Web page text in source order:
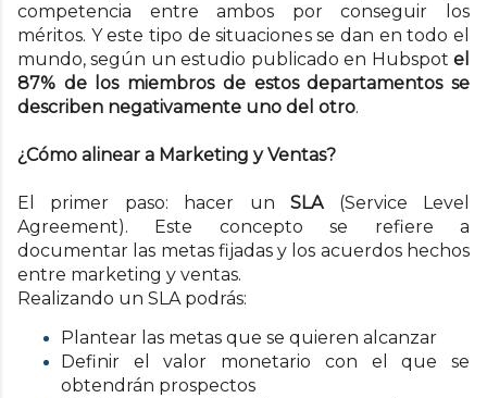
competencia entre ambos por conseguir los
méritos. Y este tipo de situaciones se dan en todo el
mundo, según un estudio publicado en Hubspot el
87% de los miembros de estos departamentos se
describen negativamente uno del otro.
¿Cómo alinear a Marketing y Ventas?
El primer paso: hacer unSLA(Service Level
Agreement). Este concepto se refiere a
documentar las metas fijadas y los acuerdos hechos
entre marketing y ventas.
Realizando un SLA podrás:
Plantear las metas que se quieren alcanzar
Definir el valor monetario con el que se
obtendrán prospectos